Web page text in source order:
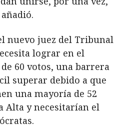
nuevo juez del Tribunal
lograr en el
60 votos, una barrera
superar debido a que
una mayoría de 52
Alta y necesitarían el